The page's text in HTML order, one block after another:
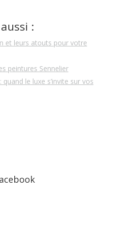
:
et leurs atouts pour votre
peintures Sennelier
le luxe s’invite sur vos